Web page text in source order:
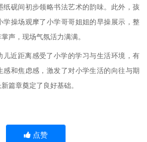
纸砚间初步领略书法艺术的韵味。此外，孩
学操场观摩了小学哥哥姐姐的早操展示，整
声，现场气氛活力满满。
儿近距离感受了小学的学习与生活环境，有
感和焦虑感，激发了对小学生活的向往与期
篇章奠定了良好基础。
点赞